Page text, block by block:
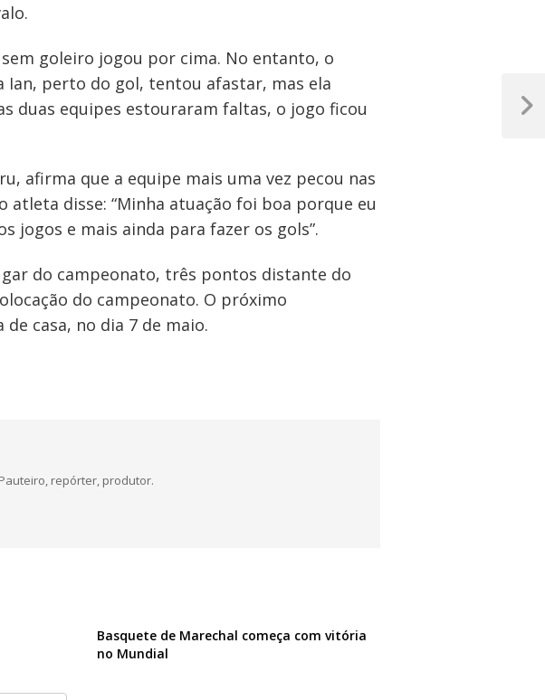
goleiro jogou por cima. No entanto, o
perto do gol, tentou afastar, mas ela
duas equipes estouraram faltas, o jogo ficou
afirma que a equipe mais uma vez pecou nas
disse: “Minha atuação foi boa porque eu
jogos e mais ainda para fazer os gols”.
do campeonato, três pontos distante do
do campeonato. O próximo
casa, no dia 7 de maio.
repórter, produtor.
Basquete de Marechal começa com vitória
no Mundial